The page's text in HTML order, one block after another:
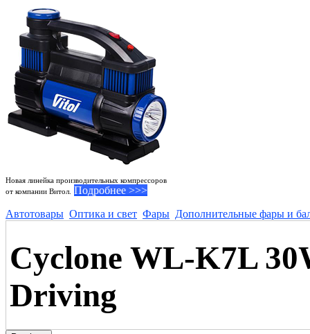
Новая линейка производительных компрессоров
от компании Витол.
Подробнее >>>
Автотовары Оптика и свет Фары Дополнительные фары и
Cyclone WL-K7L
Driving